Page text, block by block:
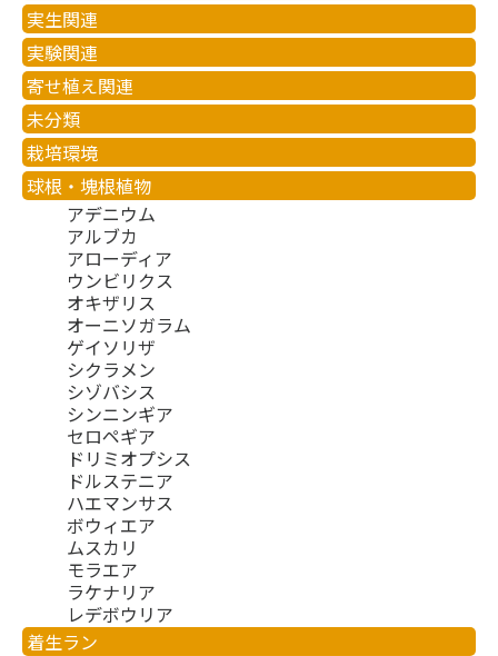
実生関連
実験関連
寄せ植え関連
未分類
栽培環境
球根・塊根植物
アデニウム
アルブカ
アローディア
ウンビリクス
オキザリス
オーニソガラム
ゲイソリザ
シクラメン
シゾバシス
シンニンギア
セロペギア
ドリミオプシス
ドルステニア
ハエマンサス
ボウィエア
ムスカリ
モラエア
ラケナリア
レデボウリア
着生ラン